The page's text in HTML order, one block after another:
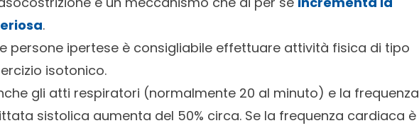
.
persone ipertese è consigliabile effettuare attività fisica di tipo
isotonico.
gli atti respiratori (normalmente 20 al minuto) e la frequenza
sistolica aumenta del 50% circa. Se la frequenza cardiaca è